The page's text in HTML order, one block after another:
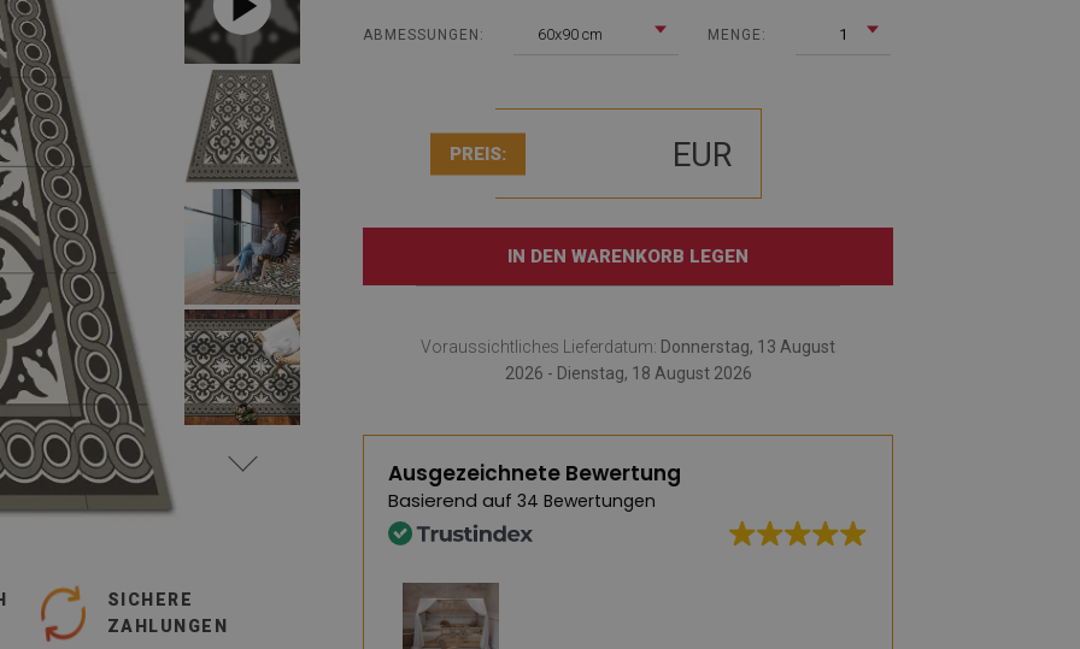
SICHERE
ZAHLUNGEN
ABMESSUNGEN: 60x90 cm MENGE: 1
PREIS: EUR
IN DEN WARENKORB LEGEN
Voraussichtliches Lieferdatum: Donnerstag, 13 August
2026 - Dienstag, 18 August 2026
Ausgezeichnete Bewertung
Basierend auf 34 Bewertungen